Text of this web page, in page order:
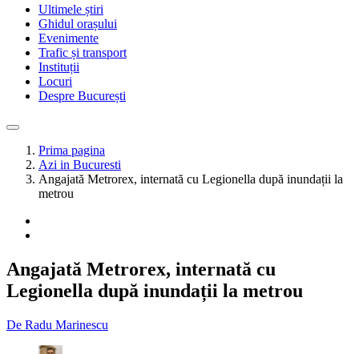
Ultimele știri
Ghidul orașului
Evenimente
Trafic și transport
Instituții
Locuri
Despre București
Prima pagina
Azi in Bucuresti
Angajată Metrorex, internată cu Legionella după inundații la
metrou
Angajată Metrorex, internată cu
Legionella după inundații la metrou
De Radu Marinescu